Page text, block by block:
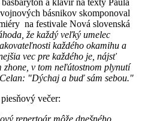
básnikov skomponoval
na festivale Nová slovenská
že každý veľký umelec
každého okamihu a
vec pre každého je, nájsť
zhone, v tom neľútostnom plynutí
"Dýchaj a buď sám sebou."
večer:
repertoár môže dnešného